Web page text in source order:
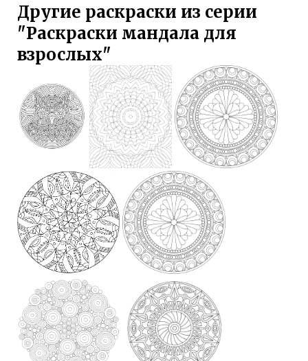
Другие раскраски из серии
"Раскраски мандала для
взрослых"